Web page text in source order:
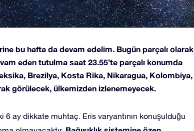
bu hafta da devam edelim. Bugün parçalı olarak
eden tutulma saat 23.55’te parçalı konumda
Brezilya, Kosta Rika, Nikaragua, Kolombiya,
görülecek, ülkemizden izlenemeyecek.
ay dikkate muhtaç. Eris varyantının konuşulduğu